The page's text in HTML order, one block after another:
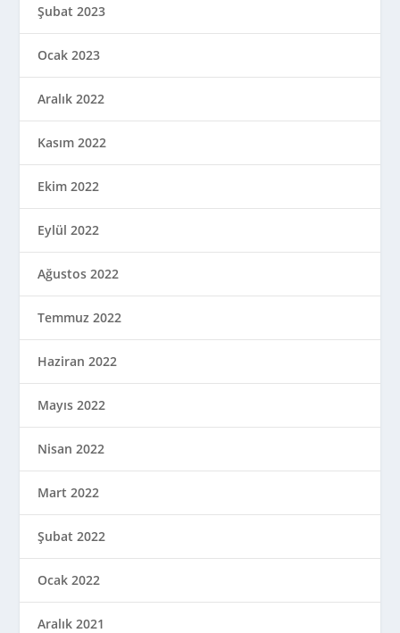
Şubat 2023
Ocak 2023
Aralık 2022
Kasım 2022
Ekim 2022
Eylül 2022
Ağustos 2022
Temmuz 2022
Haziran 2022
Mayıs 2022
Nisan 2022
Mart 2022
Şubat 2022
Ocak 2022
Aralık 2021